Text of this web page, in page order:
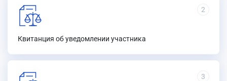
2
Квитанция об уведомлении участника
3